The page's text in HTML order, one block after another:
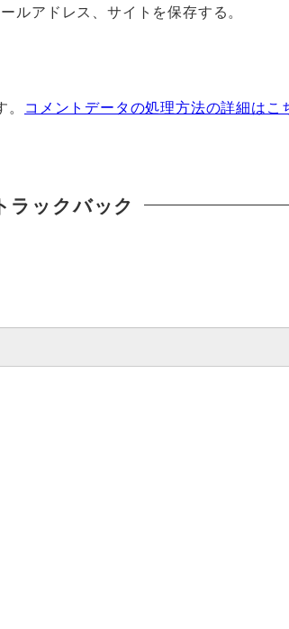
ルアドレス、サイトを保存する。
コメントデータの処理方法の詳細はこ
ラックバック